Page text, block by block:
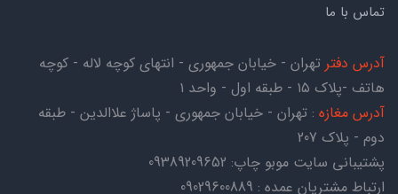
تماس با ما
آدرس دفتر تهران - خیابان جمهوری - انتهای کوچه لاله - کوچه
هاتف -پلاک ۱۵ - طبقه اول - واحد ۱
آدرس مغازه : تهران - خیابان جمهوری - پاساژ علاالدین - طبقه
دوم - پلاک 207
پشتیبانی سایت موبو چاپ: 09389209652
ارتباط مشتریان عمده : 09029600889